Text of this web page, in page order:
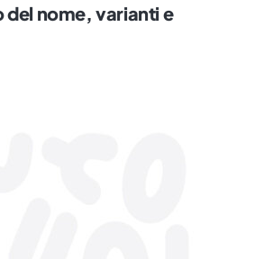
del nome, varianti e